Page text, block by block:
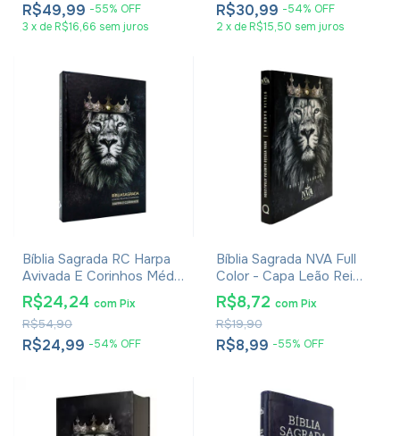
R$49,99 -55% OFF
3 x de R$16,66 sem juros
R$30,99 -54% OFF
2 x de R$15,50 sem juros
Bíblia Sagrada RC Harpa
Avivada E Corinhos Média
Capa Dura Leão Rei Dos
Reis
R$24,99 -54% OFF
R$54,90
R$24,24 comPix
Bíblia Sagrada NVA Full
Color - Capa Leão Rei
Dos Reis
R$8,99 -55% OFF
R$19,90
R$8,72 com Pix